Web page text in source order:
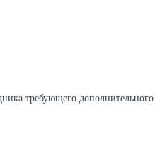
требующего